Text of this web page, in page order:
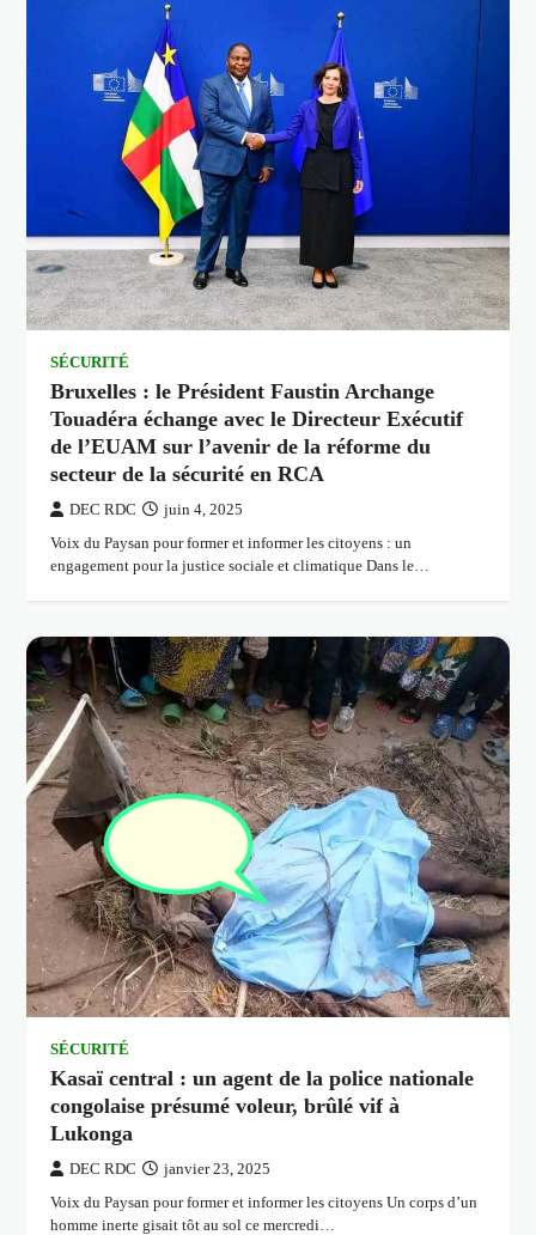
SÉCURITÉ
Bruxelles : le Président Faustin Archange
Touadéra échange avec le Directeur Exécutif
de l’EUAM sur l’avenir de la réforme du
secteur de la sécurité en RCA
DEC RDC juin 4, 2025
Voix du Paysan pour former et informer les citoyens : un
engagement pour la justice sociale et climatique Dans le…
SÉCURITÉ
Kasaï central : un agent de la police nationale
congolaise présumé voleur, brûlé vif à
Lukonga
DEC RDC janvier 23, 2025
Voix du Paysan pour former et informer les citoyens Un corps d’un
homme inerte gisait tôt au sol ce mercredi…